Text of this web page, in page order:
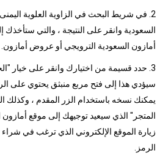
2. في شريط البحث في الزاوية العلوية
السعودية وانقر على النتيجة ، والتي
أمازون السعودية الترويجي أو عروض أمازون.
3. حدد قسيمة من اختيارك وانقر على خيار
سيؤدي هذا إلى فتح مربع منبثق يحتوي على
يمكنك نسخه باستخدام الزر المقدم ، وكذلك
المتجر" الذي سيعيد توجيهك إلى موقع
زيارة الموقع الإلكتروني الذي ترغب في
الرمز.